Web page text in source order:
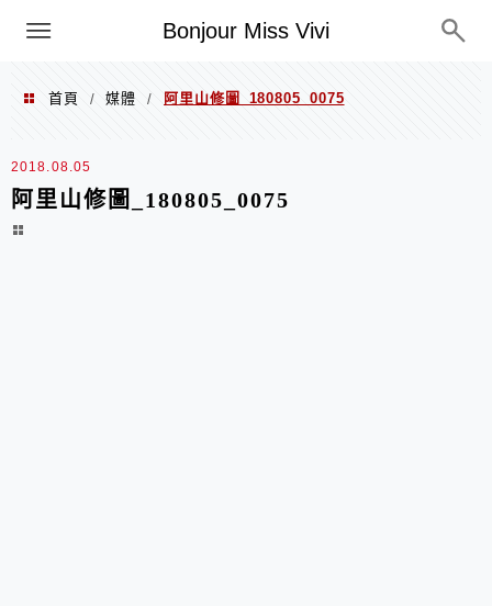
Bonjour Miss Vivi
選單
首頁 / 媒體 / 阿里山修圖_180805_0075
2018.08.05
阿里山修圖_180805_0075